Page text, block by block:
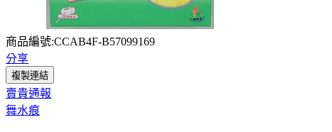
商品編號:CCAB4F-B57099169
分享
複製連結
賣貴通報
舞水痕